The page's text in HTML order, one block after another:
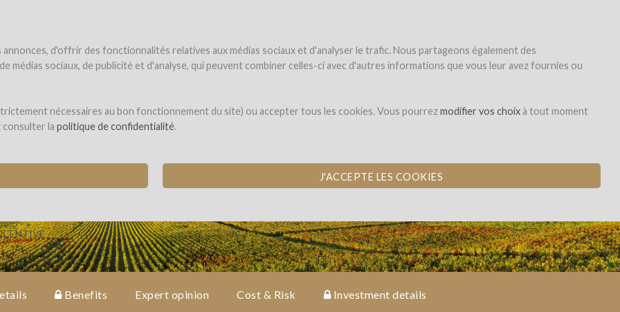
d'offrir des fonctionnalités relatives aux médias sociaux et d'analyser le trafic. Nous partageons également des
sociaux, de publicité et d'analyse, qui peuvent combiner celles-ci avec d'autres informations que vous leur avez fournies ou
nécessaires au bon fonctionnement du site) ou accepter tous les cookies. Vous pourrezmodifier vos choixà tout moment
consulter la politique de confidentialité.
J'ACCEPTE LES COOKIES
& NEW PLANTINGS
Investissement en
Benefits Expert opinion Cost & Risk Investment details